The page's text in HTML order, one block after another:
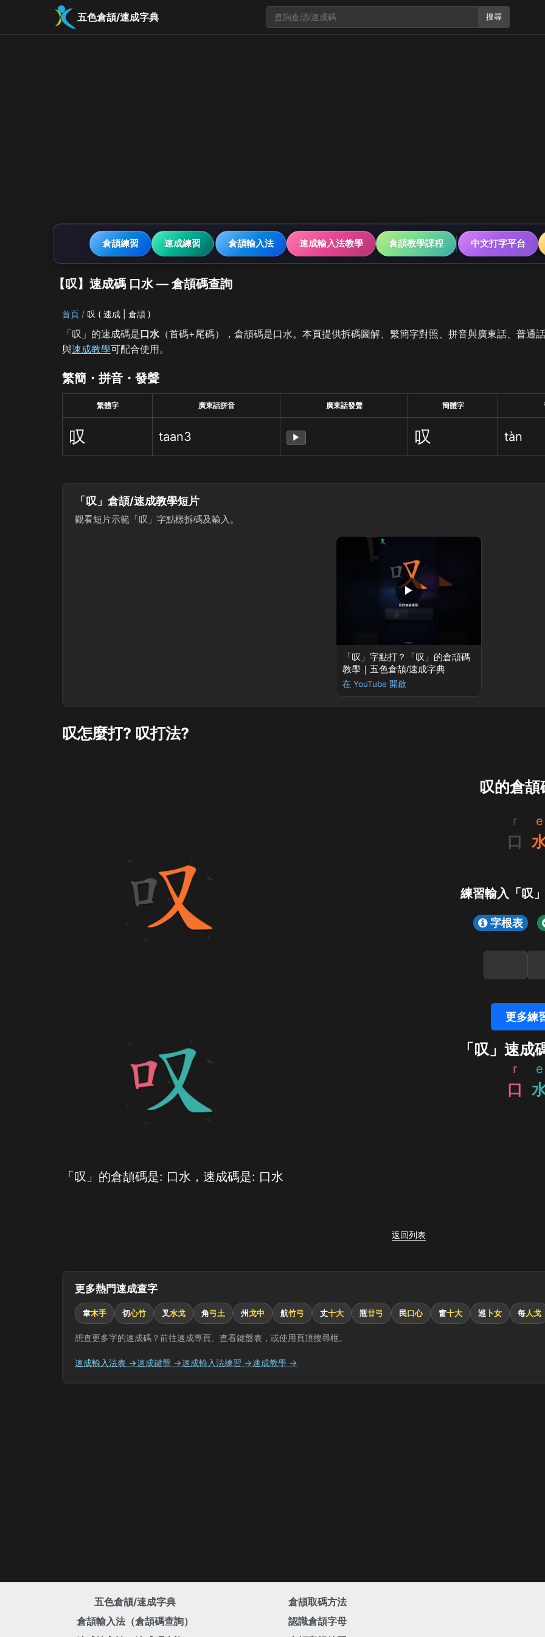
五色倉頡/速成字典 搜尋
倉頡練習 速成練習 倉頡輸入法 速成輸入法教學 倉頡教學課程 中文打字平台
【叹】速成碼 口水 — 倉頡碼查詢
首頁 叹 ( 速成 | 倉頡 )
「叹」的速成碼是口水 （首碼+尾碼），倉頡碼是口水。本頁提供拆碼圖解、繁簡字對照、拼音與廣東話、普通
與速成教學可配合使用。
繁簡・拼音・發聲
繁體字 廣東話拼音 廣東話發聲 簡體字
叹 taan3 ▶ 叹 tàn
「叹」倉頡/速成教學短片
觀看短片示範「叹」字點樣拆碼及輸入。
▶
「叹」字點打？「叹」的倉頡碼
教學｜五色倉頡/速成字典
在 YouTube 開啟
叹怎麼打? 叹打法?
叹的倉頡
r
口
e
練習輸入「叹
字根表
更多練
「叹」速成
r
口
e
「叹」的倉頡碼是: 口水，速成碼是: 口水
返回列表
更多熱門速成查字
韋木手 切心竹 叉水戈 角弓土 州戈中 航竹弓 丈十大 瓶廿弓 民口心 窗十大 巡 卜女 每人戈
想查更多字的速成碼？前往速成專頁、查看鍵盤表，或使用頁頂搜尋框。
速成輸入法表 →速成鍵盤 →速成輸入法練習 →速成教學 →
五色倉頡/速成字典
倉頡輸入法（倉頡碼查詢）
倉頡取碼方法
認識倉頡字母